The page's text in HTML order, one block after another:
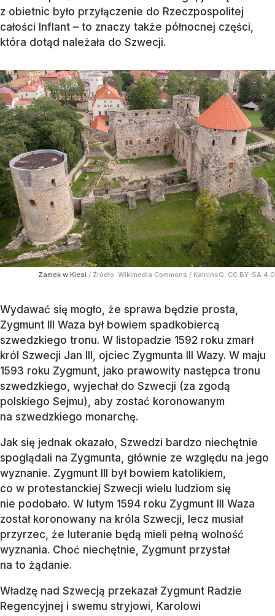
z obietnic było przyłączenie do Rzeczpospolitej
całości Inflant – to znaczy także północnej części,
która dotąd należała do Szwecji.
Zamek w Kiesi / Źródło: Wikimedia Commons / KalninsG, CC BY-SA 4.0
Wydawać się mogło, że sprawa będzie prosta,
Zygmunt III Waza był bowiem spadkobiercą
szwedzkiego tronu. W listopadzie 1592 roku zmarł
król Szwecji Jan III, ojciec Zygmunta III Wazy. W maju
1593 roku Zygmunt, jako prawowity następca tronu
szwedzkiego, wyjechał do Szwecji (za zgodą
polskiego Sejmu), aby zostać koronowanym
na szwedzkiego monarchę.
Jak się jednak okazało, Szwedzi bardzo niechętnie
spoglądali na Zygmunta, głównie ze względu na jego
wyznanie. Zygmunt III był bowiem katolikiem,
co w protestanckiej Szwecji wielu ludziom się
nie podobało. W lutym 1594 roku Zygmunt III Waza
został koronowany na króla Szwecji, lecz musiał
przyrzec, że luteranie będą mieli pełną wolność
wyznania. Choć niechętnie, Zygmunt przystał
na to żądanie.
Władzę nad Szwecją przekazał Zygmunt Radzie
Regencyjnej i swemu stryjowi, Karolowi